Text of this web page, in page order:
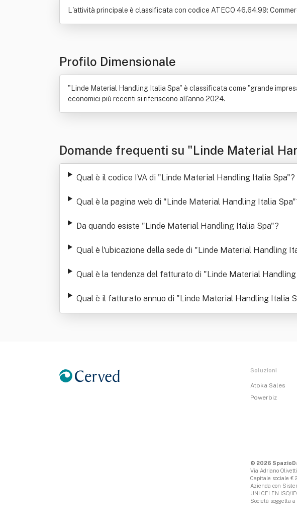
L'attività principale è classificata con codice ATECO 46.64.99:
Profilo Dimensionale
"Linde Material Handling Italia Spa" è classificata come "grande
economici più recenti si riferiscono all'anno 2024.
Domande frequenti su "Linde Material
Qual è il codice IVA di "Linde Material Handling Italia Spa"?
Qual è la pagina web di "Linde Material Handling Italia Spa"
Da quando esiste "Linde Material Handling Italia Spa"?
Qual è l'ubicazione della sede di "Linde Material Handling
Qual è la tendenza del fatturato di "Linde Material
Qual è il fatturato annuo di "Linde Material Handling Italia
Soluzioni
Atoka Sales
Powerbiz
© 2026
Via Adriano
Capitale sociale €
Azienda con
UNI CEI EN ISO/
Società soggetta